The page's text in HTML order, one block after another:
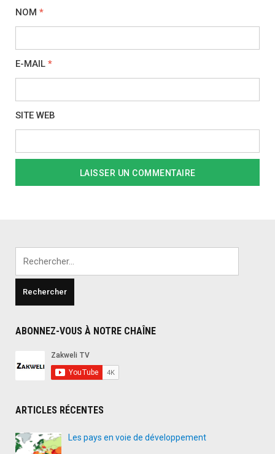
NOM *
E-MAIL *
SITE WEB
ABONNEZ-VOUS À NOTRE CHAÎNE
ARTICLES RÉCENTES
Les pays en voie de développement